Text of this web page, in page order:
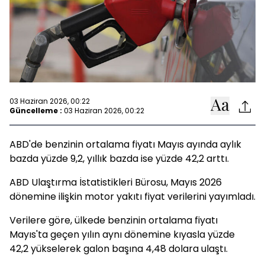
03 Haziran 2026, 00:22
Güncelleme : 03 Haziran 2026, 00:22
ABD'de benzinin ortalama fiyatı Mayıs ayında aylık
bazda yüzde 9,2, yıllık bazda ise yüzde 42,2 arttı.
ABD Ulaştırma İstatistikleri Bürosu, Mayıs 2026
dönemine ilişkin motor yakıtı fiyat verilerini yayımladı.
Verilere göre, ülkede benzinin ortalama fiyatı
Mayıs'ta geçen yılın aynı dönemine kıyasla yüzde
42,2 yükselerek galon başına 4,48 dolara ulaştı.